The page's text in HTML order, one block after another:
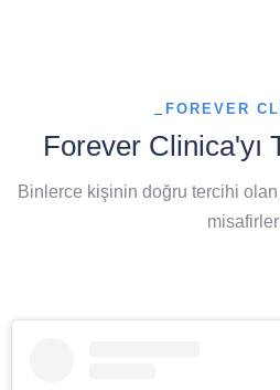
FOREVER
Forever Clinica'yı
Binlerce kişinin doğru tercihi